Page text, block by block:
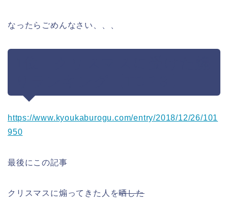
なったらごめんなさい、、、
https://www.kyoukaburogu.com/entry/2018/12/26/101
950
最後にこの記事
クリスマスに煽ってきた人を晒した